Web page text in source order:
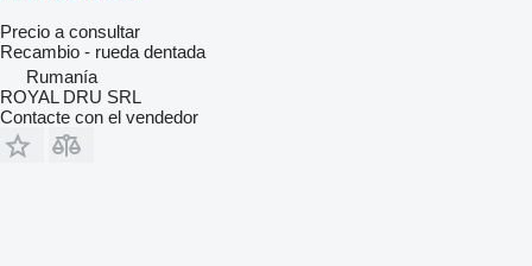
Precio a consultar
Recambio - rueda dentada
Rumanía
ROYAL DRU SRL
Contacte con el vendedor